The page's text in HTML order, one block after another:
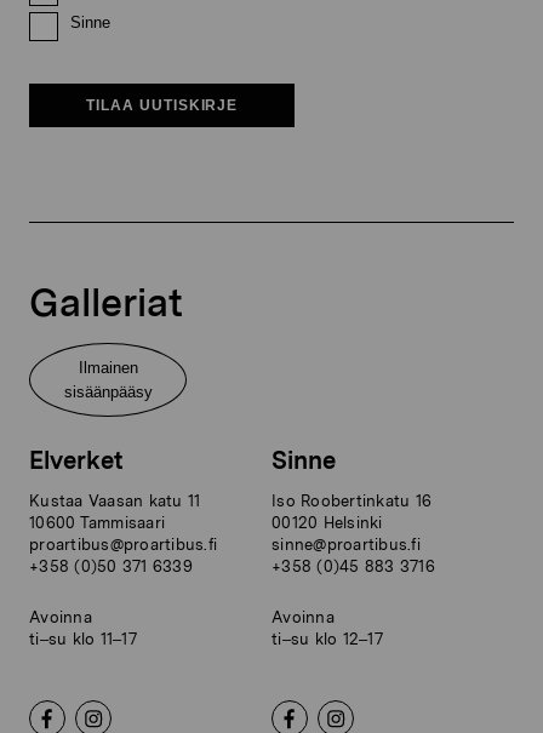
Sinne
TILAA UUTISKIRJE
Galleriat
Ilmainen
sisäänpääsy
Elverket
Kustaa Vaasan katu 11
10600 Tammisaari
proartibus@proartibus.fi
+358 (0)50 371 6339
Avoinna
ti–su klo 11–17
Sinne
Iso Roobertinkatu 16
00120 Helsinki
sinne@proartibus.fi
+358 (0)45 883 3716
Avoinna
ti–su klo 12–17